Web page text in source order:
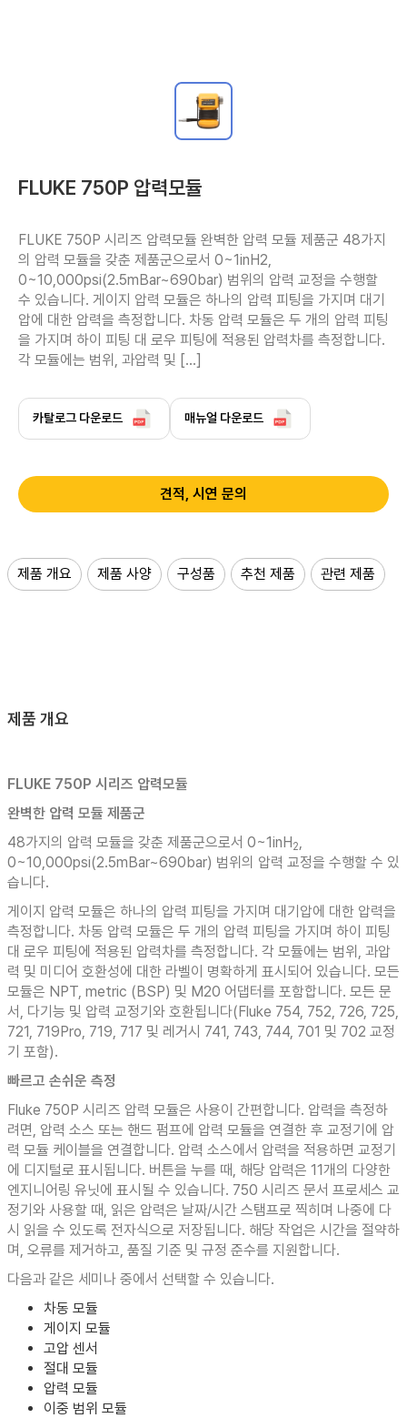
FLUKE 750P 압력모듈
FLUKE 750P 시리즈 압력모듈 완벽한 압력 모듈 제품군 48가지
의 압력 모듈을 갖춘 제품군으로서 0~1inH2,
0~10,000psi(2.5mBar~690bar) 범위의 압력 교정을 수행할
수 있습니다. 게이지 압력 모듈은 하나의 압력 피팅을 가지며 대기
압에 대한 압력을 측정합니다. 차동 압력 모듈은 두 개의 압력 피팅
을 가지며 하이 피팅 대 로우 피팅에 적용된 압력차를 측정합니다.
각 모듈에는 범위, 과압력 및 […]
카탈로그 다운로드 매뉴얼 다운로드
견적, 시연 문의
제품 개요 제품 사양 구성품 추천 제품 관련 제품
제품 개요
FLUKE 750P 시리즈 압력모듈
완벽한 압력 모듈 제품군
48가지의 압력 모듈을 갖춘 제품군으로서 0~1inH2,
0~10,000psi(2.5mBar~690bar) 범위의 압력 교정을 수행할 수 있
습니다.
게이지 압력 모듈은 하나의 압력 피팅을 가지며 대기압에 대한 압력을
측정합니다. 차동 압력 모듈은 두 개의 압력 피팅을 가지며 하이 피팅
대 로우 피팅에 적용된 압력차를 측정합니다. 각 모듈에는 범위, 과압
력 및 미디어 호환성에 대한 라벨이 명확하게 표시되어 있습니다. 모든
모듈은 NPT, metric (BSP) 및 M20 어댑터를 포함합니다. 모든 문
서, 다기능 및 압력 교정기와 호환됩니다(Fluke 754, 752, 726, 725,
721, 719Pro, 719, 717 및 레거시 741, 743, 744, 701 및 702 교정
기 포함).
빠르고 손쉬운 측정
Fluke 750P 시리즈 압력 모듈은 사용이 간편합니다. 압력을 측정하
려면, 압력 소스 또는 핸드 펌프에 압력 모듈을 연결한 후 교정기에 압
력 모듈 케이블을 연결합니다. 압력 소스에서 압력을 적용하면 교정기
에 디지털로 표시됩니다. 버튼을 누를 때, 해당 압력은 11개의 다양한
엔지니어링 유닛에 표시될 수 있습니다. 750 시리즈 문서 프로세스 교
정기와 사용할 때, 읽은 압력은 날짜/시간 스탬프로 찍히며 나중에 다
시 읽을 수 있도록 전자식으로 저장됩니다. 해당 작업은 시간을 절약하
며, 오류를 제거하고, 품질 기준 및 규정 준수를 지원합니다.
다음과 같은 세미나 중에서 선택할 수 있습니다.
차동 모듈
게이지 모듈
고압 센서
절대 모듈
압력 모듈
이중 범위 모듈